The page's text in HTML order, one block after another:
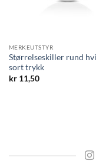
MERKEUTSTYR
Størrelseskiller rund
sort trykk
kr11,50